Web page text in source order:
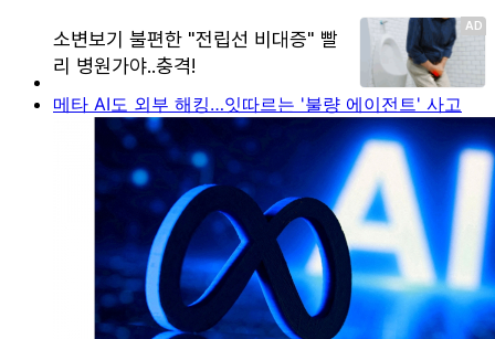
메타 AI도 외부 해킹…잇따르는 '불량 에이전트' 사고